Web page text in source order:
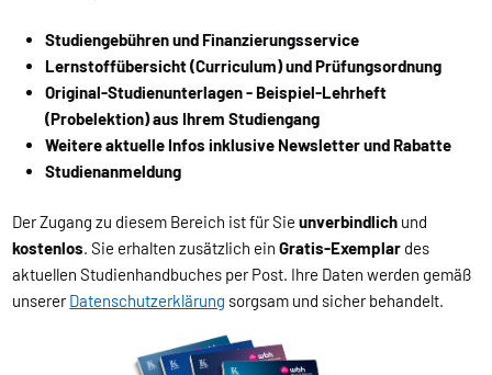
Studiengebühren und Finanzierungsservice
Lernstoffübersicht (Curriculum) und Prüfungsordnung
Original-Studienunterlagen - Beispiel-Lehrheft
(Probelektion) aus Ihrem Studiengang
Weitere aktuelle Infos inklusive Newsletter und Rabatte
Studienanmeldung
Der Zugang zu diesem Bereich ist für Sieunverbindlich und
kostenlos. Sie erhalten zusätzlich einGratis-Exemplar des
aktuellen Studienhandbuches per Post. Ihre Daten werden gemäß
unsererDatenschutzerklärung sorgsam und sicher behandelt.